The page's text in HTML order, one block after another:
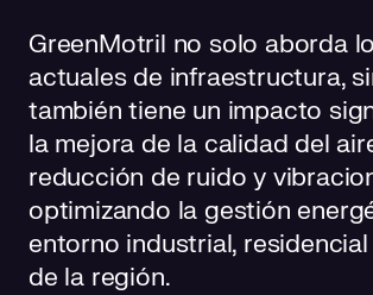
GreenMotril no solo aborda
actuales de infraestructura,
también tiene un impacto
la mejora de la calidad del
reducción de ruido y
optimizando la gestión
entorno industrial,
de la región.